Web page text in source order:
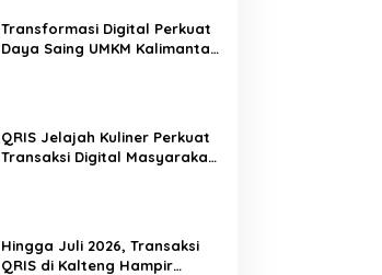
Transformasi Digital Perkuat
Daya Saing UMKM Kalimantan
QRIS Jelajah Kuliner Perkuat
Transaksi Digital Masyarakat
Hingga Juli 2026, Transaksi
QRIS di Kalteng Hampir